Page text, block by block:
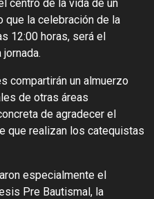
centro de la vida de un
que la celebración de la
12:00 horas, será el
compartirán un almuerzo
de otras áreas
de agradecer el
que realizan los catequistas
especialmente el
Pre Bautismal, la